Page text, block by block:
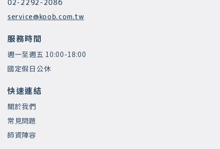
02-2292-2086
service@koob.com.tw
服務時間
週一至週五 10:00-18:00
國定假日公休
快速連結
關於我們
常見問題
師資陣容